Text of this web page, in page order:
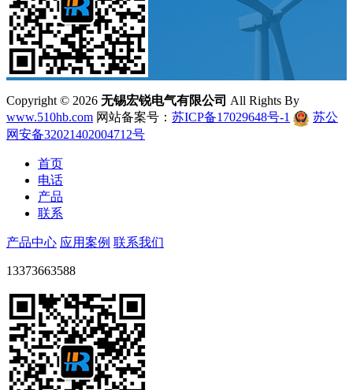
Copyright © 2026 无锡宏锐电气有限公司 All Rights By
www.510hb.com 网站备案号： 苏ICP备17029648号-1
苏公
网安备32021402004712号
首页
电话
产品
联系
产品中心 应用案例 联系我们
13373663588